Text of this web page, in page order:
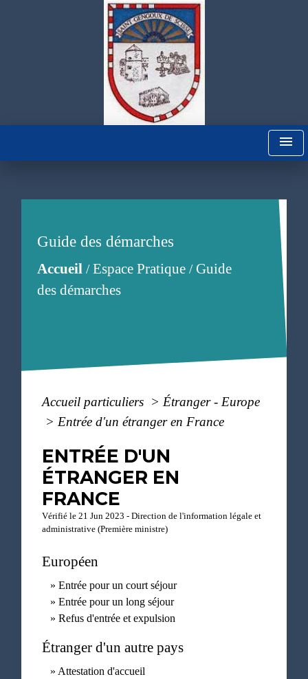
menu
Guide des démarches
Accueil/Espace Pratique/Guide
des démarches
Accueil particuliers > Étranger - Europe
> Entrée d'un étranger en France
ENTRÉE D'UN
ÉTRANGER EN
FRANCE
Vérifié le 21 Jun 2023 - Direction de l'information légale et
administrative (Première ministre)
Européen
Entrée pour un court séjour
Entrée pour un long séjour
Refus d'entrée et expulsion
Étranger d'un autre pays
Attestation d'accueil